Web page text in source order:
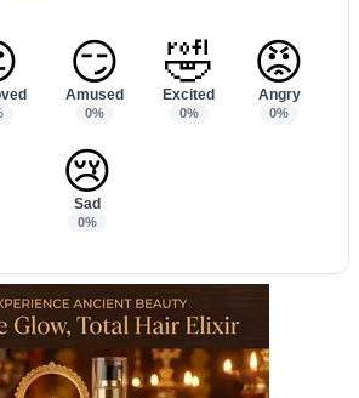
😏
Amused
0%
🤣
Excited
0%
😡
Angry
0%
😢
Sad
0%